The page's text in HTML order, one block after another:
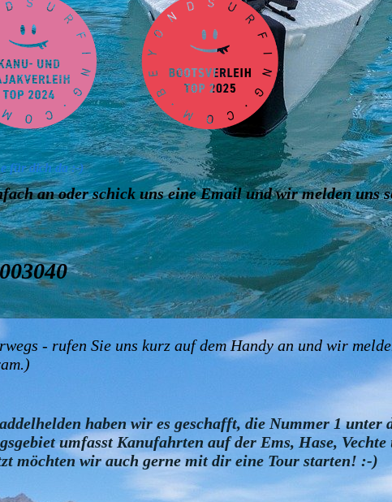
für dich da :-)
an oder schick uns eine Email und wir melden uns
- rufen Sie uns kurz auf dem Handy an und wir
haben wir es geschafft, die Nummer 1 unter
umfasst Kanufahrten auf der Ems, Hase, Vechte
möchten wir auch gerne mit dir eine Tour starten! :-)